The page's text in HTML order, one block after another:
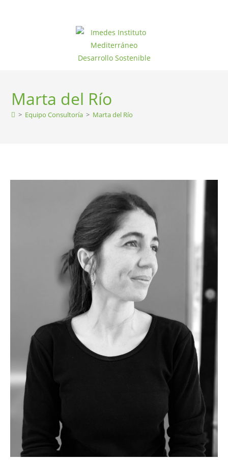
Marta del Río
> Equipo Consultoría > Marta del Río